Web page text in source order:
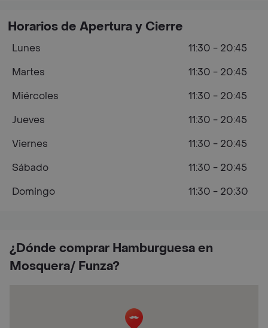
¿Dónde comprar Hamburguesa en
Mosquera/ Funza?
Horarios de Apertura y Cierre
Lunes
11:30 - 20:45
Martes
11:30 - 20:45
Miércoles
11:30 - 20:45
Jueves
11:30 - 20:45
Viernes
11:30 - 20:45
Sábado
11:30 - 20:45
Domingo
11:30 - 20:30